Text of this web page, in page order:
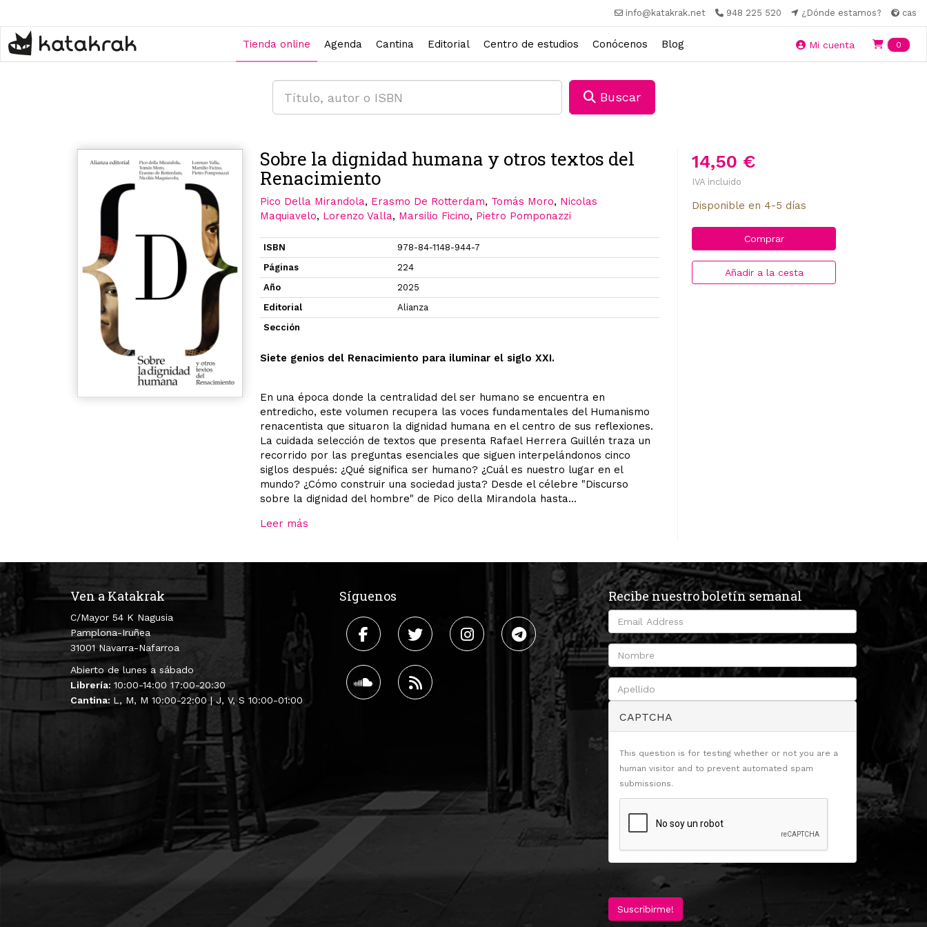
contenido
principal
info@katakrak.net 948 225 520 ¿Dónde estamos? cas
Tienda online Agenda Cantina Editorial Centro de estudios Conócenos Blog Mi cuenta 0
Buscar
14,50 €
IVA incluido
Disponible en 4-5 días
Comprar
Añadir a la cesta
Sobre la dignidad humana y otros textos del
Renacimiento
Pico Della Mirandola, Erasmo De Rotterdam, Tomás Moro, Nicolas
Maquiavelo, Lorenzo Valla, Marsilio Ficino, Pietro Pomponazzi
ISBN
978-84-1148-944-7
Páginas
224
Año
2025
Editorial
Alianza
Sección
Siete genios del Renacimiento para iluminar el siglo XXI.
En una época donde la centralidad del ser humano se encuentra en
entredicho, este volumen recupera las voces fundamentales del Humanismo
renacentista que situaron la dignidad humana en el centro de sus reflexiones.
La cuidada selección de textos que presenta Rafael Herrera Guillén traza un
recorrido por las preguntas esenciales que siguen interpelándonos cinco
siglos después: ¿Qué significa ser humano? ¿Cuál es nuestro lugar en el
mundo? ¿Cómo construir una sociedad justa? Desde el célebre "Discurso
sobre la dignidad del hombre" de Pico della Mirandola hasta...
Leer más
Ven a Katakrak
C/Mayor 54 K Nagusia
Pamplona-Iruñea
31001 Navarra-Nafarroa
Abierto de lunes a sábado
Librería: 10:00-14:00 17:00-20:30
Cantina: L, M, M 10:00-22:00 | J, V, S 10:00-01:00
Síguenos Recibe nuestro boletín semanal
CAPTCHA
This question is for testing whether or not you are a
human visitor and to prevent automated spam
submissions.
Suscribirme!